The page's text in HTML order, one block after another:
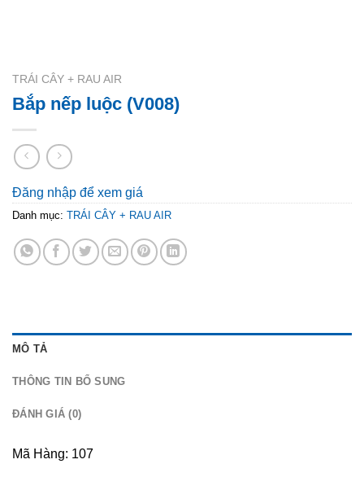
TRÁI CÂY + RAU AIR
Bắp nếp luộc (V008)
Đăng nhập để xem giá
Danh mục: TRÁI CÂY + RAU AIR
MÔ TẢ
THÔNG TIN BỔ SUNG
ĐÁNH GIÁ (0)
Mã Hàng: 107